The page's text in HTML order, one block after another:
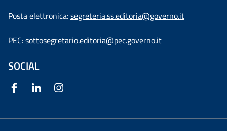
Posta elettronica:segreteria.ss.editoria@governo.it
PEC:sottosegretario.editoria@pec.governo.it
SOCIAL